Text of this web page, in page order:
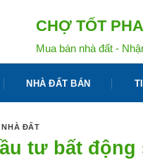
CHỢ TỐT
Mua bán nhà đất -
NHÀ ĐẤT BÁN
NHÀ ĐẤT
tư bất động